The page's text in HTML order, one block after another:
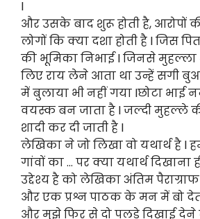
l
और उसके बाद शुरू होती है, आरोपों
लोगों कि क्या दशा होती है l जिस
की भूमिका निभाई l जिनसे
लिए राय लेने आता था उन्हें सगी
में बुलाया भी नहीं गया lछोटा भाई
वयस्क बन जाता है l जल्दी मुहल्ले
शादी कर दी जाती है l
लेखिका ने जो लिखा वो यथार्थ है l
गांवों का … पर क्या यथार्थ दिखाना
उद्देश्य है को लेखिका अंतिम
और एक प्रश्न पाठक के मन में बो
और मुझे फिर से दो पलड़े दिखाई